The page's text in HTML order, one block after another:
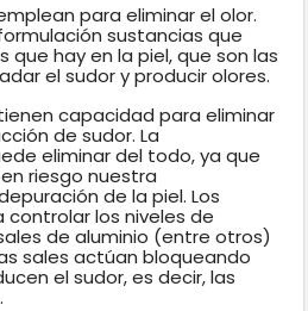
para eliminar el olor.
sustancias que
hay en la piel, que son las
el sudor y producir olores.
capacidad para eliminar
de sudor. La
eliminar del todo, ya que
riesgo nuestra
de la piel. Los
los niveles de
de aluminio (entre otros)
sales actúan bloqueando
el sudor, es decir, las